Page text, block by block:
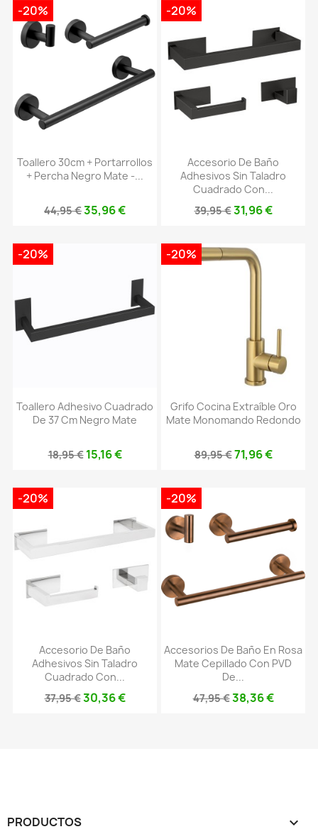
Toallero 30cm + Portarrollos
+ Percha Negro Mate -...
44,95 €35,96 €
-20%
Accesorio De Baño
Adhesivos Sin Taladro
Cuadrado Con...
39,95 €31,96 €
-20%
Toallero Adhesivo Cuadrado
De 37 Cm Negro Mate
18,95 € 15,16 €
-20%
Grifo Cocina Extraíble Oro
Mate Monomando Redondo
89,95 €71,96 €
-20%
Accesorio De Baño
Adhesivos Sin Taladro
Cuadrado Con...
37,95 €30,36 €
-20%
Accesorios De Baño En Rosa
Mate Cepillado Con PVD
De...
47,95 €38,36 €
-20%
PRODUCTOS 